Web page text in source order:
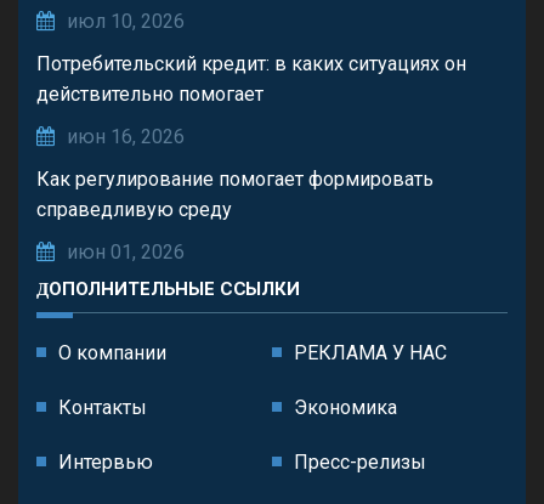
июл 10, 2026
Потребительский кредит: в каких ситуациях он
действительно помогает
июн 16, 2026
Как регулирование помогает формировать
справедливую среду
июн 01, 2026
ДОПОЛНИТЕЛЬНЫЕ ССЫЛКИ
О компании РЕКЛАМА У НАС
Контакты Экономика
Интервью Пресс-релизы